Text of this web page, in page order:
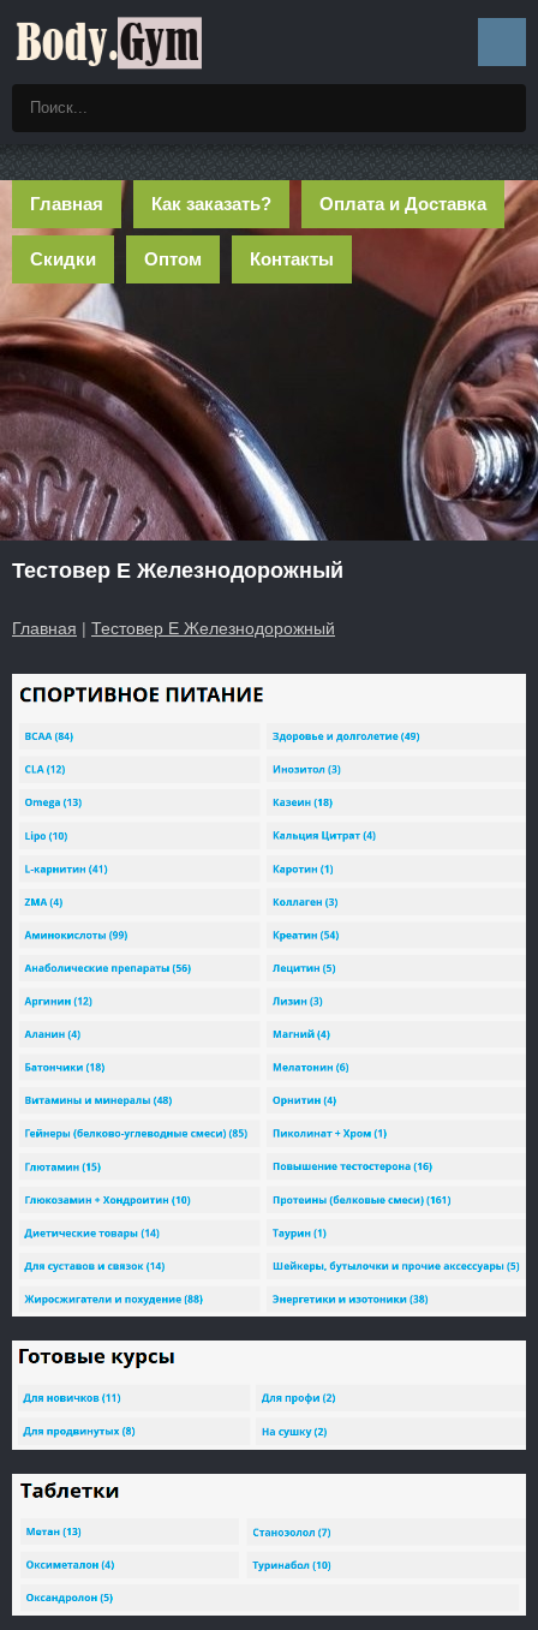
Главная Как заказать? Оплата и Доставка
Скидки Оптом Контакты
Тестовер Е Железнодорожный
Главная | Тестовер Е Железнодорожный